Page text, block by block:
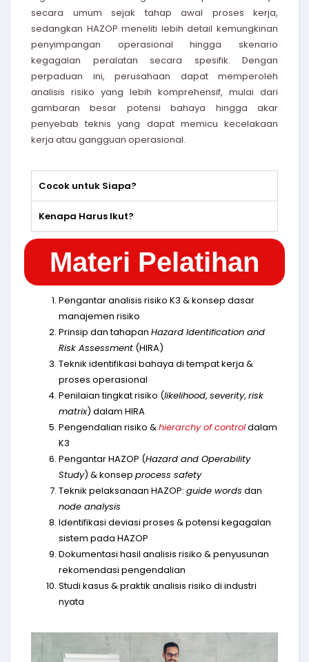
secara umum sejak tahap awal proses kerja,
sedangkan HAZOP meneliti lebih detail kemungkinan
penyimpangan operasional hingga skenario
kegagalan peralatan secara spesifik. Dengan
perpaduan ini, perusahaan dapat memperoleh
analisis risiko yang lebih komprehensif, mulai dari
gambaran besar potensi bahaya hingga akar
penyebab teknis yang dapat memicu kecelakaan
kerja atau gangguan operasional.
Cocok untuk Siapa?
Kenapa Harus Ikut?
Materi Pelatihan
Pengantar analisis risiko K3 & konsep dasar
manajemen risiko
Prinsip dan tahapan Hazard Identification and
Risk Assessment (HIRA)
Teknik identifikasi bahaya di tempat kerja &
proses operasional
Penilaian tingkat risiko (likelihood, severity, risk
matrix) dalam HIRA
Pengendalian risiko &hierarchy of controldalam
K3
Pengantar HAZOP (Hazard and Operability
Study) & konsep process safety
Teknik pelaksanaan HAZOP: guide words dan
node analysis
Identifikasi deviasi proses & potensi kegagalan
sistem pada HAZOP
Dokumentasi hasil analisis risiko & penyusunan
rekomendasi pengendalian
Studi kasus & praktik analisis risiko di industri
nyata